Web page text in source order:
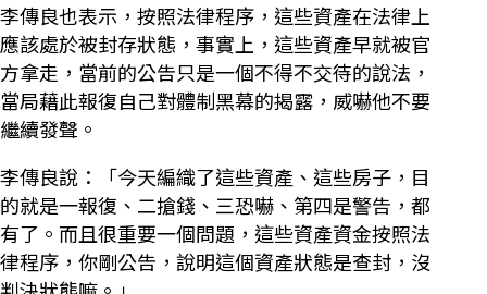
李傳良也表示，按照法律程序，這些資產在法律上
應該處於被封存狀態，事實上，這些資產早就被官
方拿走，當前的公告只是一個不得不交待的說法，
當局藉此報復自己對體制黑幕的揭露，威嚇他不要
繼續發聲。
李傳良說：「今天編織了這些資產、這些房子，目
的就是一報復、二搶錢、三恐嚇、第四是警告，都
有了。而且很重要一個問題，這些資產資金按照法
律程序，你剛公告，說明這個資產狀態是查封，沒